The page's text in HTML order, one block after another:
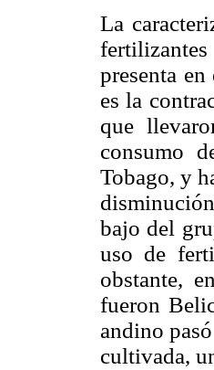
La
presenta en
es la
que
consumo
Tobago, y
bajo del
uso de
obstante,
fueron
andino
cultivada,